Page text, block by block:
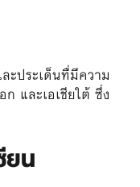
ประเด็นทื่มีความ
และเอเชียใต้ ซึ่ง
ยน